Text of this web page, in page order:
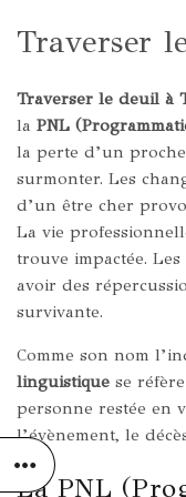
Traverser
Traverser le deuil à
la PNL
la perte d’un
surmonter. Les
d’un être cher
La vie
trouve impactée.
avoir des
survivante.
Comme son nom
linguistique se
personne restée en
l’évènement, le
La PNL